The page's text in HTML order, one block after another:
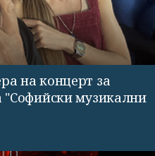
на концерт за
"Софийски музикални